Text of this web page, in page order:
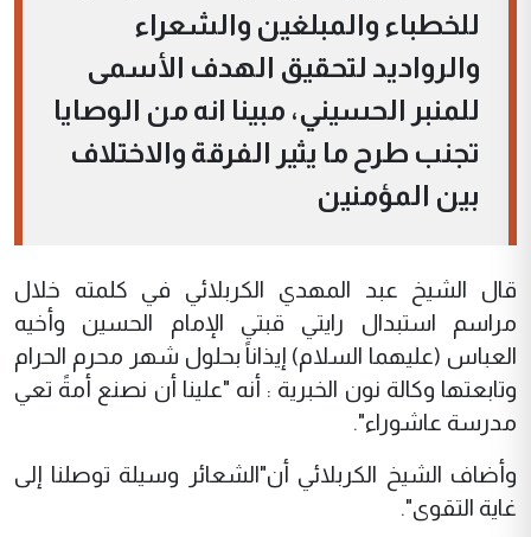
للخطباء والمبلغين والشعراء
والرواديد لتحقيق الهدف الأسمى
للمنبر الحسيني، مبينا انه من الوصايا
تجنب طرح ما يثير الفرقة والاختلاف
بين المؤمنين
قال الشيخ عبد المهدي الكربلائي في كلمته خلال
مراسم استبدال رايتي قبتي الإمام الحسين وأخيه
العباس (عليهما السلام) إيذاناً بحلول شهر محرم الحرام
وتابعتها وكالة نون الخبرية : أنه "علينا أن نصنع أمةً تعي
مدرسة عاشوراء".
وأضاف الشيخ الكربلائي أن"الشعائر وسيلة توصلنا إلى
غاية التقوى".